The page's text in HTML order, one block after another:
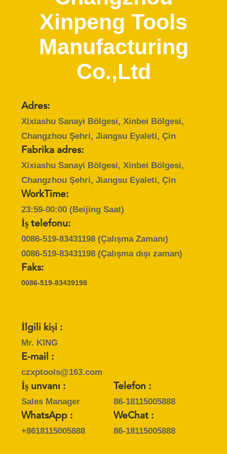
KONTROL
ULAŞIN
TEKLIF
ISTEĞI
SITE
HARITASI
PRIVACY
POLICY
Xinpeng Tools
Manufacturing
Co.,Ltd
Adres:
Xixiashu Sanayi Bölgesi, Xinbei Bölgesi,
Changzhou Şehri, Jiangsu Eyaleti, Çin
Fabrika adres:
Xixiashu Sanayi Bölgesi, Xinbei Bölgesi,
Changzhou Şehri, Jiangsu Eyaleti, Çin
WorkTime:
23:59-00:00 (Beijing Saat)
İş telefonu:
0086-519-83431198(Çalışma Zamanı)
0086-519-83431198(Çalışma dışı zaman)
Faks:
0086-519-83439198
İlgili kişi :
Mr. KING
E-mail :
czxptools@163.com
İş unvanı :
Sales Manager
Telefon :
86-18115005888
WhatsApp :
+8618115005888
WeChat :
86-18115005888